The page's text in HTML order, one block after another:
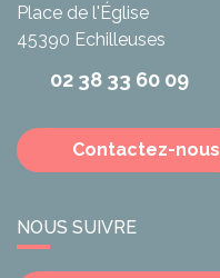
Place de l'Église
45390 Echilleuses
02 38 33 60 09
Contactez-nous
NOUS SUIVRE